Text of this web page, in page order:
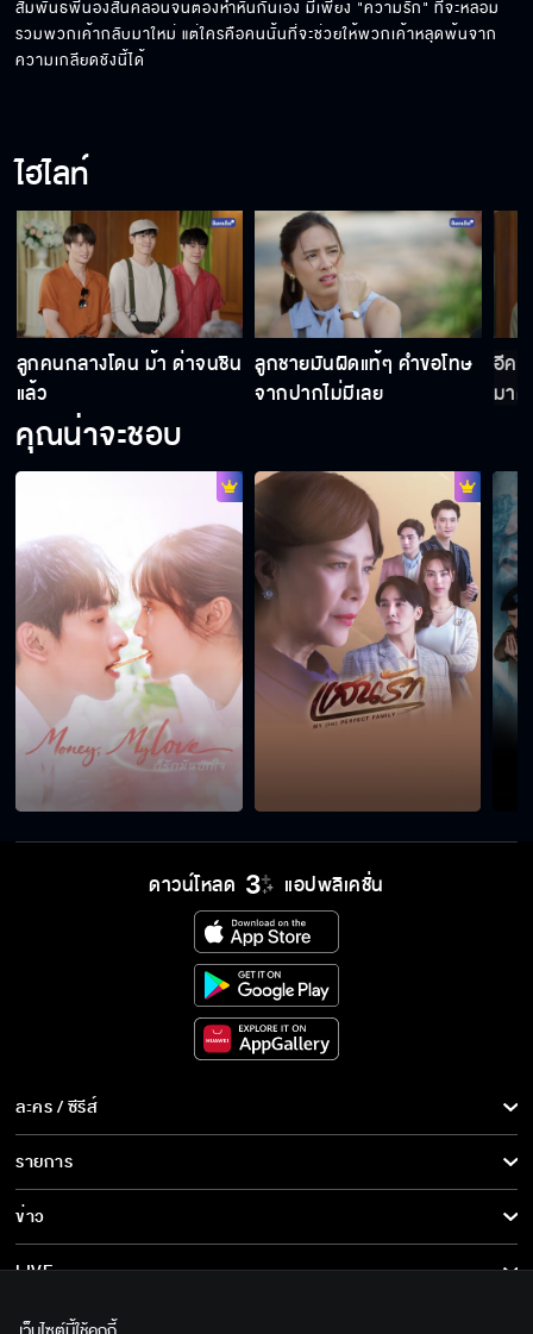
สัมพันธ์พี่น้องสั่นคลอนจนต้องห้ำหั่นกันเอง มีเพียง "ความรัก" ที่จะหลอม
รวมพวกเค้ากลับมาใหม่ แต่ใครคือคนนั้นที่จะช่วยให้พวกเค้าหลุดพ้นจาก
ความเกลียดชังนี้ได้
ไฮไลท์
ลูกคนกลางโดน ม้า ด่าจนชิน
แล้ว
ลูกชายมันผิดแท้ๆ คำขอโทษ
จากปากไม่มีเลย
อีคน
มาด่
คุณน่าจะชอบ
ดาวน์โหลด แอปพลิเคชั่น
ละคร / ซีรีส์
ละคร/ซีรีส์
ซีรีส์นานาชาติ
การ์ตูน & เกม
รายการ
รายการทั้งหมด
ข่าว
ข่าวทั้งหมด
LIVE
เกี่ยวกับเรา